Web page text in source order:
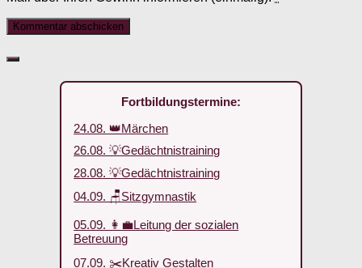
Fortbildungstermine:
24.08. 👑Märchen
26.08. 💡Gedächtnistraining
28.08. 💡Gedächtnistraining
04.09. 🪑Sitzgymnastik
05.09. 👩‍💼Leitung der sozialen
Betreuung
07.09. ✂️Kreativ Gestalten